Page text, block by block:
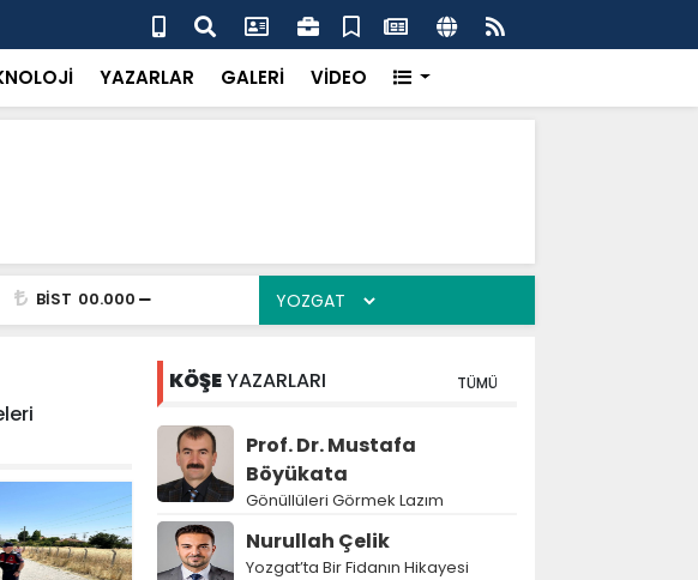
8 kişiye kaçak kazı baskını
YAZARLAR GALERİ VİDEO
BİST 00.000
KÖŞEYAZARLARI TÜMÜ
Prof. Dr. Mustafa
Böyükata
Gönüllüleri Görmek Lazım
Nurullah Çelik
Yozgat’ta Bir Fidanın Hikayesi